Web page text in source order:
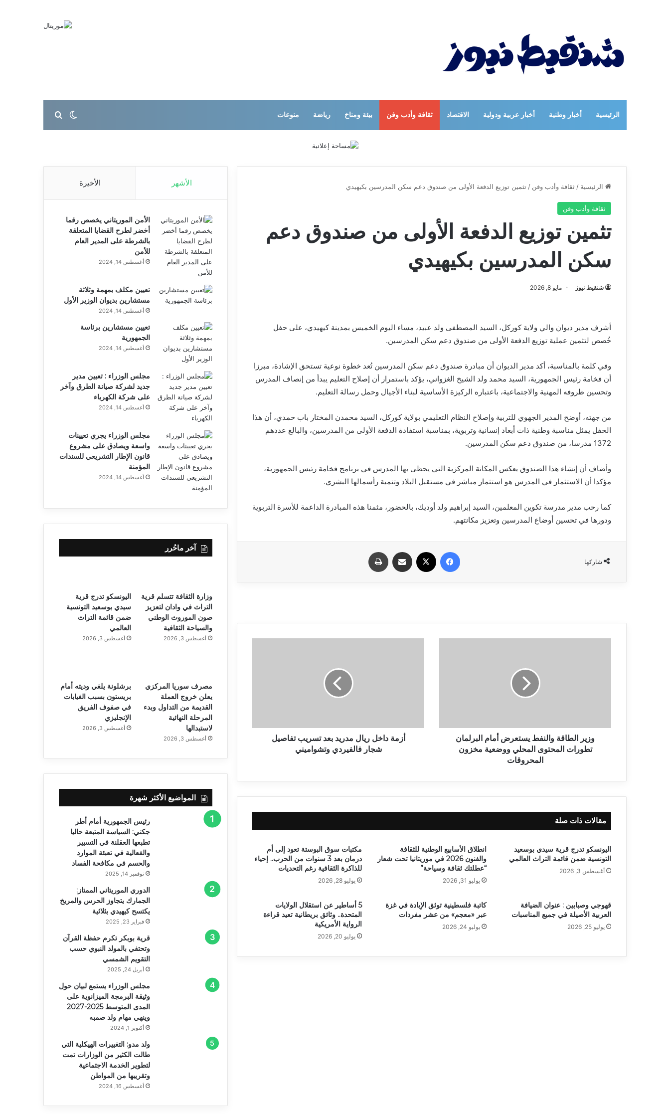
الرئيسية أخبار وطنية أخبار عربية ودولية الاقتصاد ثقافة وأدب وفن بيئة ومناخ رياضة منوعات الوضع المظلم
بحث عن
الرئيسية /ثقافة وأدب وفن /تثمين توزيع الدفعة الأولى من صندوق دعم سكن المدرسين بكيهيدي
ثقافة وأدب وفن
تثمين توزيع الدفعة الأولى من صندوق دعم
سكن المدرسين بكيهيدي
شنقيط نيوز مايو 8, 2026
أشرف مدير ديوان والي ولاية كوركل، السيد المصطفى ولد عبيد، مساء اليوم الخميس بمدينة كيهيدي، على حفل
خُصص لتثمين عملية توزيع الدفعة الأولى من صندوق دعم سكن المدرسين.
وفي كلمة بالمناسبة، أكد مدير الديوان أن مبادرة صندوق دعم سكن المدرسين تُعد خطوة نوعية تستحق الإشادة، مبرزا
أن فخامة رئيس الجمهورية، السيد محمد ولد الشيخ الغزواني، يؤكد باستمرار أن إصلاح التعليم يبدأ من إنصاف المدرس
وتحسين ظروفه المهنية والاجتماعية، باعتباره الركيزة الأساسية لبناء الأجيال وحمل رسالة التعليم.
من جهته، أوضح المدير الجهوي للتربية وإصلاح النظام التعليمي بولاية كوركل، السيد محمدن المختار باب حمدي، أن هذا
الحفل يمثل مناسبة وطنية ذات أبعاد إنسانية وتربوية، بمناسبة استفادة الدفعة الأولى من المدرسين، والبالغ عددهم
1372 مدرسا، من صندوق دعم سكن المدرسين.
وأضاف أن إنشاء هذا الصندوق يعكس المكانة المركزية التي يحظى بها المدرس في برنامج فخامة رئيس الجمهورية،
مؤكدا أن الاستثمار في المدرس هو استثمار مباشر في مستقبل البلاد وتنمية رأسمالها البشري.
كما رحب مدير مدرسة تكوين المعلمين، السيد إبراهيم ولد أوديك، بالحضور، مثمنا هذه المبادرة الداعمة للأسرة التربوية
ودورها في تحسين أوضاع المدرسين وتعزيز مكانتهم.
شاركها
فيسبوك مشاركة عبر البريد
وزير الطاقة والنفط يستعرض أمام البرلمان
تطورات المحتوى المحلي ووضعية مخزون
المحروقات
أزمة داخل ريال مدريد بعد تسريب تفاصيل
شجار فالفيردي وتشواميني
مقالات ذات صلة
اليونسكو تدرج قرية سيدي بوسعيد
التونسية ضمن قائمة التراث العالمي
أغسطس 3, 2026
انطلاق الأسابيع الوطنية للثقافة
والفنون 2026 في موريتانيا تحت شعار
“عطلتك ثقافة وسياحة”
يوليو 31, 2026
مكتبات سوق البوستة تعود إلى أم
درمان بعد 3 سنوات من الحرب.. إحياء
للذاكرة الثقافية رغم التحديات
يوليو 28, 2026
قهوجي وصبابين : عنوان الضيافة
العربية الأصيلة في جميع المناسبات
يوليو 25, 2026
كاتبة فلسطينية توثق الإبادة في غزة
عبر «معجم» من عشر مفردات
يوليو 24, 2026
5 أساطير عن استقلال الولايات
المتحدة.. وثائق بريطانية تعيد قراءة
الرواية الأمريكية
يوليو 20, 2026
الأشهر الأخيرة
الأمن الموريتاني يخصص رقما
أخضر لطرح القضايا المتعلقة
بالشرطة على المدير العام
للأمن
أغسطس 14, 2024
تعيين مكلف بمهمة وثلاثة
مستشارين بديوان الوزير الأول
أغسطس 14, 2024
تعيين مستشارين برئاسة
الجمهورية
أغسطس 14, 2024
مجلس الوزراء : تعيين مدير
جديد لشركة صيانة الطرق وآخر
على شركة الكهرباء
أغسطس 14, 2024
مجلس الوزراء يجري تعيينات
واسعة ويصادق على مشروع
قانون الإطار التشريعي للسندات
المؤمنة
أغسطس 14, 2024
آخر ماحُرر
وزارة الثقافة تتسلم قرية
التراث في وادان لتعزيز
صون الموروث الوطني
والسياحة الثقافية
أغسطس 3, 2026
اليونسكو تدرج قرية
سيدي بوسعيد التونسية
ضمن قائمة التراث
العالمي
أغسطس 3, 2026
مصرف سوريا المركزي
يعلن خروج العملة
القديمة من التداول وبدء
المرحلة النهائية
لاستبدالها
أغسطس 3, 2026
برشلونة يلغي وديته أمام
بريستون بسبب الغيابات
في صفوف الفريق
الإنجليزي
أغسطس 3, 2026
المواضيع الأكثر شهرة
رئيس الجمهورية أمام أطر
جكني: السياسة المتبعة حاليا
تطبعها العقلنة في التسيير
والفعالية في تعبئة الموارد
والحسم في مكافحة الفساد
نوفمبر 14, 2025
الدوري الموريتاني الممتاز:
الجمارك يتجاوز الحرس والمريخ
يكتسح كيهيدي بثلاثية
فبراير 23, 2025
قرية بوبكر تكرم حفظة القرآن
وتحتفي بالمولد النبوي حسب
التقويم الشمسي
أبريل 24, 2025
مجلس الوزراء يستمع لبيان حول
وثيقة البرمجة الميزانوية على
المدى المتوسط 2025-2027
وينهي مهام ولد صمبه
أكتوبر 1, 2024
ولد مدو: التغييرات الهيكلية التي
طالت الكثير من الوزارات تمت
لتطوير الخدمة الاجتماعية
وتقريبها من المواطن
أغسطس 16, 2024